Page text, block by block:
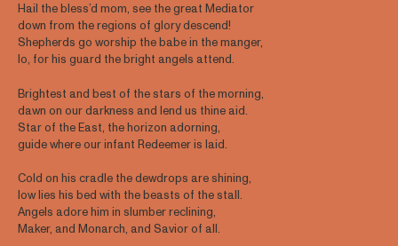
Hail the bless’d mom, see the great Mediator
down from the regions of glory descend!
Shepherds go worship the babe in the manger,
lo, for his guard the bright angels attend.
Brightest and best of the stars of the morning,
dawn on our darkness and lend us thine aid.
Star of the East, the horizon adorning,
guide where our infant Redeemer is laid.
Cold on his cradle the dewdrops are shining,
low lies his bed with the beasts of the stall.
Angels adore him in slumber reclining,
Maker, and Monarch, and Savior of all.